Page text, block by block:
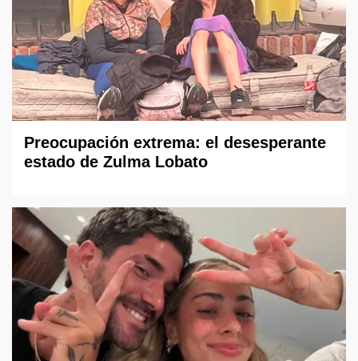
Preocupación extrema: el desesperante
estado de Zulma Lobato